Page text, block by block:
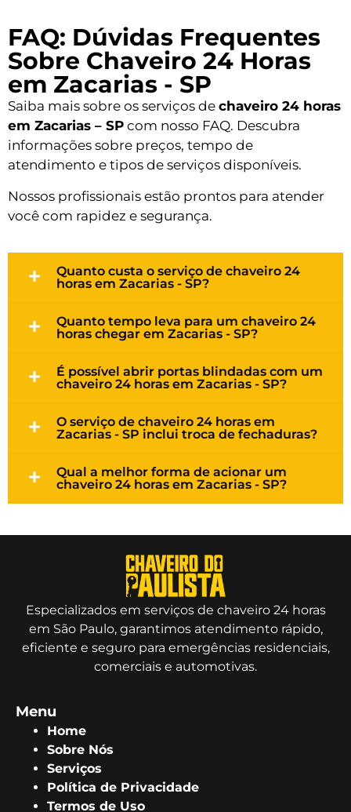
FAQ: Dúvidas Frequentes
Sobre Chaveiro 24 Horas
em Zacarias - SP
Saiba mais sobre os serviços de chaveiro 24 horas
em Zacarias – SP com nosso FAQ. Descubra
informações sobre preços, tempo de
atendimento e tipos de serviços disponíveis.
Nossos profissionais estão prontos para atender
você com rapidez e segurança.
Quanto custa o serviço de chaveiro 24
horas em Zacarias - SP?
Quanto tempo leva para um chaveiro 24
horas chegar em Zacarias - SP?
É possível abrir portas blindadas com um
chaveiro 24 horas em Zacarias - SP?
O serviço de chaveiro 24 horas em
Zacarias - SP inclui troca de fechaduras?
Qual a melhor forma de acionar um
chaveiro 24 horas em Zacarias - SP?
Especializados em serviços de chaveiro 24 horas
em São Paulo, garantimos atendimento rápido,
eficiente e seguro para emergências residenciais,
comerciais e automotivas.
Menu
Home
Sobre Nós
Serviços
Política de Privacidade
Termos de Uso